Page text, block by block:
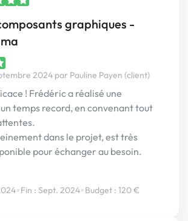
graphiques -
2024 par Pauline Payen (client)
! Frédéric a réalisé une
temps record, en convenant tout
dans le projet, est très
pour échanger au besoin.
•Fin : Sept. 2024•Budget : 120 €